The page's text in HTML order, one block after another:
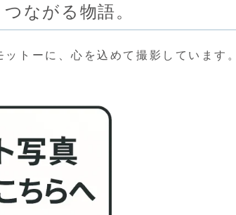
ながる物語。
トーに、心を込めて撮影しています。